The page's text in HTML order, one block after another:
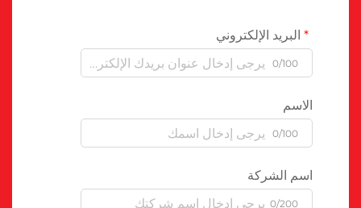
البريد الإلكتروني
0/100
الاسم
0/100
اسم الشركة
0/200